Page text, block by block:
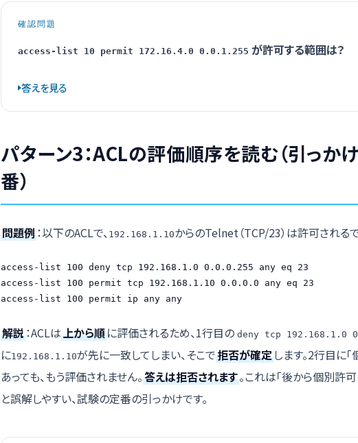
確認問題
access-list 10 permit 172.16.4.0 0.0.1.255 が許可する範囲は？
答えを見る
パターン3：ACLの評価順序を読む（引っか
番）
問題例：以下のACLで、 192.168.1.10からのTelnet（TCP/23）は許可されるで
access-list 100 deny tcp 192.168.1.0 0.0.0.255 any eq 23
access-list 100 permit tcp 192.168.1.10 0.0.0.0 any eq 23
access-list 100 permit ip any any
解説：ACLは上から順に評価されるため、1行目の deny tcp 192.168.1.0
に192.168.1.10が先に一致してしまい、そこで拒否が確定します。2行目に
あっても、もう評価されません。答えは拒否されます。これは「後から個別許
と誤解しやすい、試験の定番の引っかけです。